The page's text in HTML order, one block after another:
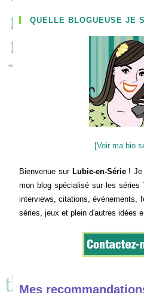
QUELLE BLOGUEUSE JE
[Voir ma bio
Bienvenue sur Lubie-en-Série! Je
mon blog spécialisé sur les
interviews, citations, événements,
séries, jeux et plein d'autres idées
Mes